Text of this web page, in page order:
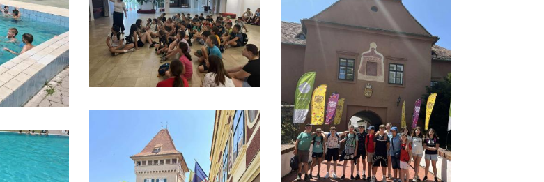
Étkezés
A háromszori étkezés díja 1136 Ft, az
ebéd díja 688 Ft.
Jelzés tanulóink
sportsikereiről
2024. szeptember 18. 20:57
Aktív iskola lettünk
2023. november 17. 08:28